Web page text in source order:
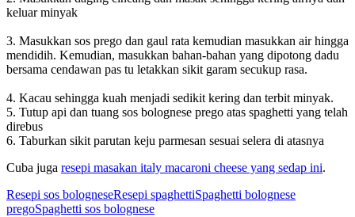
keluar minyak
3. Masukkan sos prego dan gaul rata kemudian masukkan air hingga
mendidih. Kemudian, masukkan bahan-bahan yang dipotong dadu
bersama cendawan pas tu letakkan sikit garam secukup rasa.
4. Kacau sehingga kuah menjadi sedikit kering dan terbit minyak.
5. Tutup api dan tuang sos bolognese prego atas spaghetti yang telah
direbus
6. Taburkan sikit parutan keju parmesan sesuai selera di atasnya
Cuba juga resepi masakan italy macaroni cheese yang sedap ini.
Resepi sos bologneseResepi spaghettiSpaghetti bolognese
pregoSpaghetti sos bolognese